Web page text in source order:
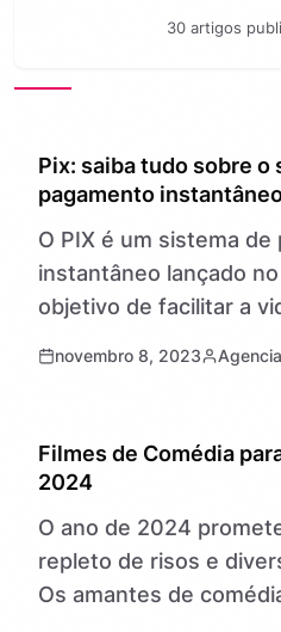
30 artigos
GERAL
Pix: saiba tudo sobre o
pagamento
O PIX é um sistema de
instantâneo lançado
objetivo de facilitar a
a nova forma de…
novembro 8, 2023
GERAL
Filmes de Comédia
2024
O ano de 2024
repleto de risos e
Os amantes de